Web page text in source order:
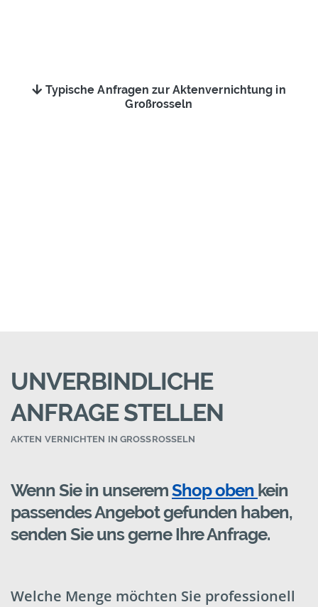
Typische Anfragen zur Aktenvernichtung in
Großrosseln
UNVERBINDLICHE
ANFRAGE STELLEN
AKTEN VERNICHTEN IN GROSSROSSELN
Wenn Sie in unseremShop oben kein
passendes Angebot gefunden haben,
senden Sie uns gerne Ihre Anfrage.
Welche Menge möchten Sie professionell